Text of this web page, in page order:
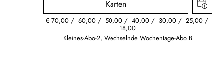
Karten
€ 70,00 60,00 50,00 40,00 30,00 25,00
18,00
Kleines-Abo-2, Wechselnde Wochentage-Abo B